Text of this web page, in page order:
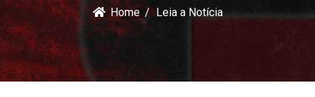
Home Leia a Notícia